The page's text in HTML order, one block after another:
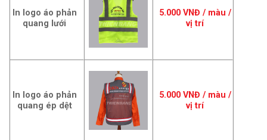
In logo áo phản
quang lưới
5.000 VNĐ / màu /
vị trí
In logo áo phản
quang ép dệt
5.000 VNĐ / màu /
vị trí